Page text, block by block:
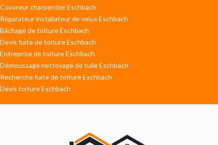
Couvreur charpentier Eschbach
Réparateur installateur de velux Eschbach
Bâchage de toiture Eschbach
Devis fuite de toiture Eschbach
Entreprise de toiture Eschbach
Démoussage nettoyage de tuile Eschbach
Recherche fuite de toiture Eschbach
Devis toiture Eschbach